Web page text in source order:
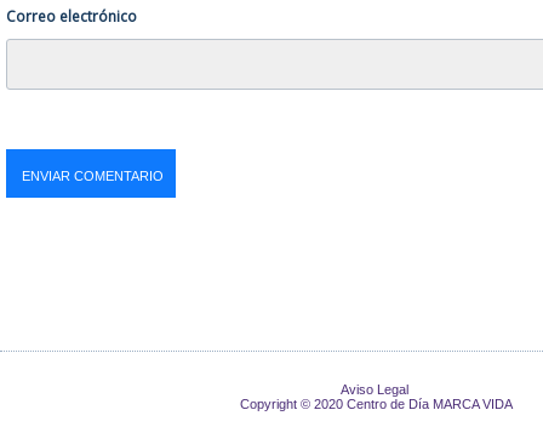
Correo electrónico
Aviso Legal
Copyright © 2020 Centro de Día MARCA VIDA